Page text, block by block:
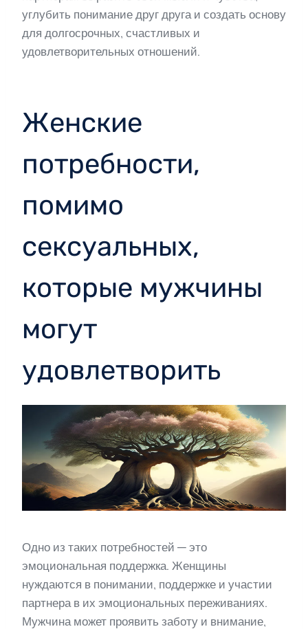
углубить понимание друг друга и создать основу
для долгосрочных, счастливых и
удовлетворительных отношений.
Женские
потребности,
помимо
сексуальных,
которые мужчины
могут
удовлетворить
Одно из таких потребностей — это
эмоциональная поддержка. Женщины
нуждаются в понимании, поддержке и участии
партнера в их эмоциональных переживаниях.
Мужчина может проявить заботу и внимание,